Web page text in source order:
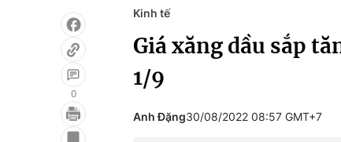
0
Kinh tế
Giá xăng dầu sắp
1/9
Anh Đặng30/08/2022 08:57 GMT+7